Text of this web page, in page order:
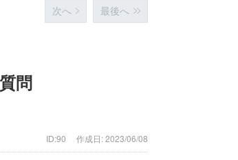
次へ 最後へ
問
ID:90 作成日: 2023/06/08